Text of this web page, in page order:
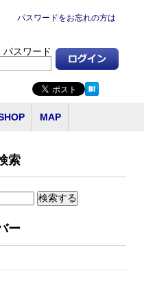
パスワードをお忘れの方は
パスワード
MAP
索
ー